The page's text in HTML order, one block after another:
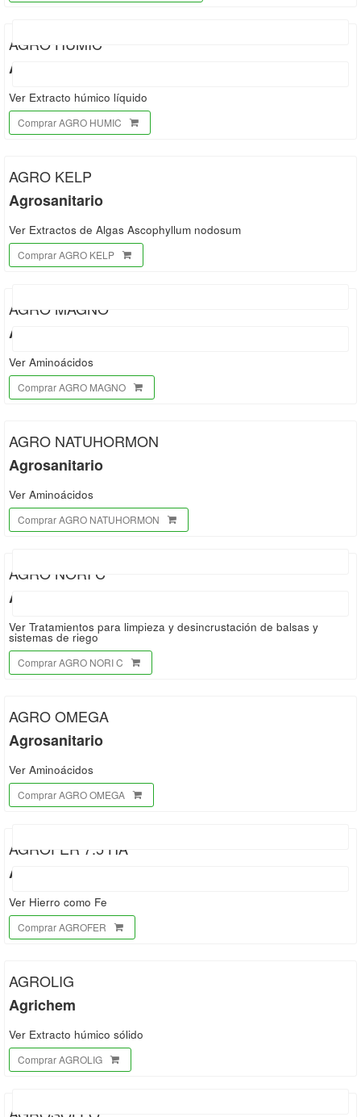
AGRO HUMIC
Agrosanitario
Ver Extracto húmico líquido
Comprar AGRO HUMIC
AGRO KELP
Agrosanitario
Ver Extractos de Algas Ascophyllum nodosum
Comprar AGRO KELP
AGRO MAGNO
Agrosanitario
Ver Aminoácidos
Comprar AGRO MAGNO
AGRO NATUHORMON
Agrosanitario
Ver Aminoácidos
Comprar AGRO NATUHORMON
AGRO NORI C
Agrosanitario
Ver Tratamientos para limpieza y desincrustación de balsas y
sistemas de riego
Comprar AGRO NORI C
AGRO OMEGA
Agrosanitario
Ver Aminoácidos
Comprar AGRO OMEGA
AGROFER 7.5 HA
Agrosanitario
Ver Hierro como Fe
Comprar AGROFER
AGROLIG
Agrichem
Ver Extracto húmico sólido
Comprar AGROLIG